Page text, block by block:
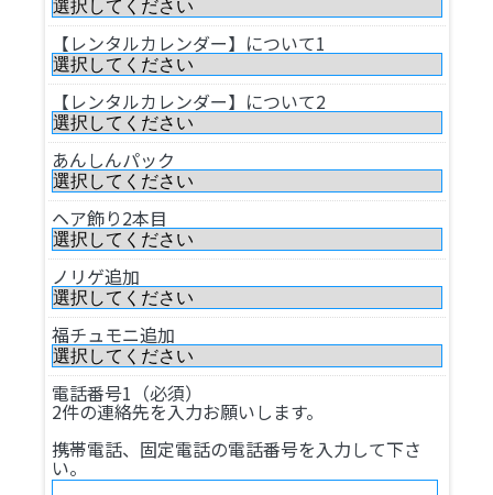
【レンタルカレンダー】について1
【レンタルカレンダー】について2
あんしんパック
ヘア飾り2本目
ノリゲ追加
福チュモニ追加
電話番号1（必須）
2件の連絡先を入力お願いします。
携帯電話、固定電話の電話番号を入力して下さ
い。